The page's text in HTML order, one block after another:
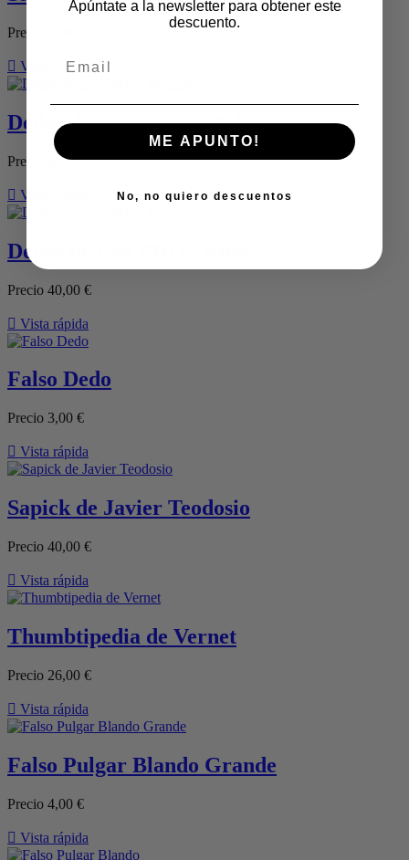
Precio
 Vista rápida
Dedos de Luz PRO - Multicolor
Precio 60,00 €
 Vista rápida
Dedos de Luz PRO - Rojo
Precio 40,00 €
 Vista rápida
Falso Dedo
Precio 3,00 €
 Vista rápida
Sapick de Javier Teodosio
Precio 40,00 €
 Vista rápida
Thumbtipedia de Vernet
Precio 26,00 €
 Vista rápida
Falso Pulgar Blando Grande
Precio 4,00 €
 Vista rápida
Apúntate a la newsletter para obtener este
descuento.
ME APUNTO!
No, no quiero descuentos